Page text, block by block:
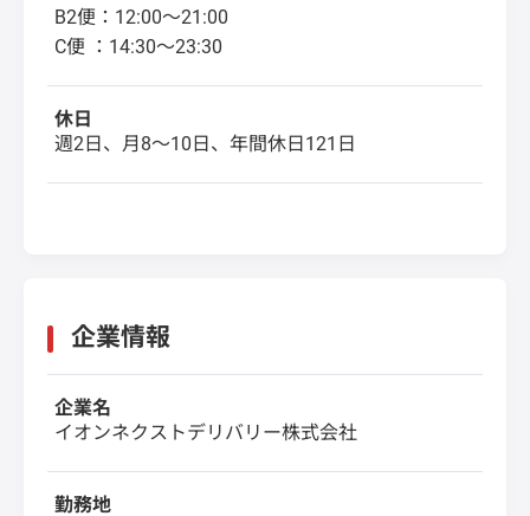
B2便：12:00～21:00
C便 ：14:30～23:30
休日
週2日、月8～10日、年間休日121日
企業情報
企業名
イオンネクストデリバリー株式会社
勤務地